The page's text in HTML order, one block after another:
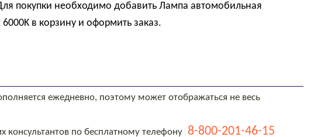
покупки необходимо добавить Лампа автомобильная
в корзину и оформить заказ.
ежедневно, поэтому может отображаться не весь
по бесплатному телефону 8-800-201-46-15